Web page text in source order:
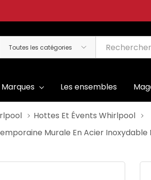
Toutes
Rechercher
Marques Les ensembles
Hottes Et Évents Whirlpool
Murale En Acier Inoxydable